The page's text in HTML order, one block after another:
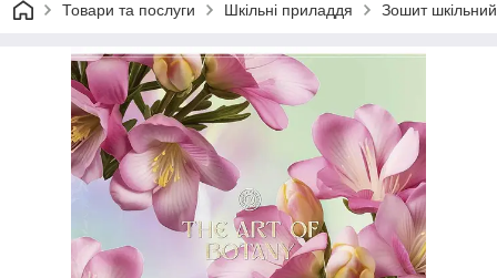
Товари та послуги Шкільні приладдя Зошит шкільний